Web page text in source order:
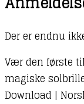
Der er endnu
Vær den første
magiske
Download |